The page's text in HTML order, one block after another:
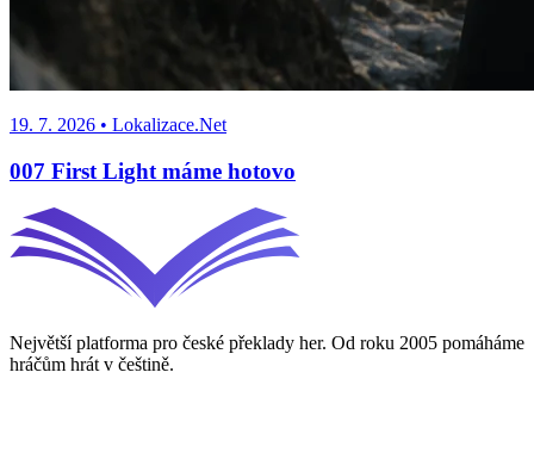
19. 7. 2026 • Lokalizace.Net
007 First Light máme hotovo
Největší platforma pro české překlady her. Od roku 2005 pomáháme
hráčům hrát v češtině.